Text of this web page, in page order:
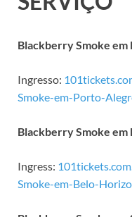
Blackberry Smoke
Ingresso:
Smoke-em-Porto-
Blackberry Smoke
Ingress:
Smoke-em-Belo-